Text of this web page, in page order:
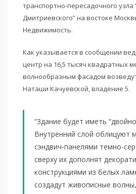
транспортно-пересадочного узла
Дмитриевского” на востоке
Недвижимость.
Как указывается в сообщении
центр на 16,5 тысяч квадратных
волнообразным фасадом
Наташи Качуевской, владение 5.
“Здание будет иметь
Внутренний слой облицуют
сэндвич-панелями темно-
сверху их дополнят
конструкциями из белых
создадут живописные